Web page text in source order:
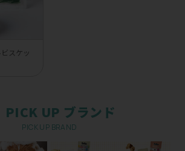
スケッ
PICK UP ブランド
PICK UP BRAND